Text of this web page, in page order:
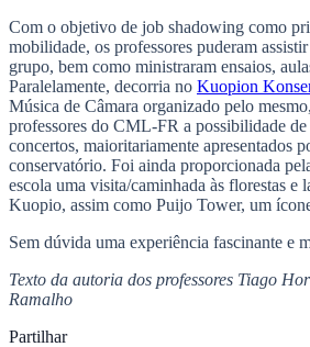
Com o objetivo de job shadowing como
mobilidade, os professores puderam
grupo, bem como ministraram ensaios,
Paralelamente, decorria no Kuopion
Música de Câmara organizado pelo
professores do CML-FR a possibilidade de
concertos, maioritariamente apresentados
conservatório. Foi ainda proporcionada
escola uma visita/caminhada às florestas e
Kuopio, assim como Puijo Tower, um
Sem dúvida uma experiência fascinante e
Texto da autoria dos professores Tiago
Ramalho
Partilhar